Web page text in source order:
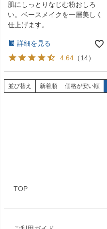
肌にしっとりなじむ粉おしろ
い。ベースメイクを一層美しく
仕上げます。
詳細を見る
4.64 （14）
並び替え 新着順 価格が安い順
TOP